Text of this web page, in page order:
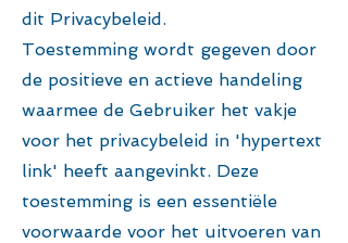
dit Privacybeleid.
Toestemming wordt gegeven door
de positieve en actieve handeling
waarmee de Gebruiker het vakje
voor het privacybeleid in 'hypertext
link' heeft aangevinkt. Deze
toestemming is een essentiële
voorwaarde voor het uitvoeren van